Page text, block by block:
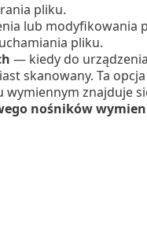
pliku.
lub modyfikowania
pliku.
— kiedy do
skanowany. Ta
znajduje
nośników